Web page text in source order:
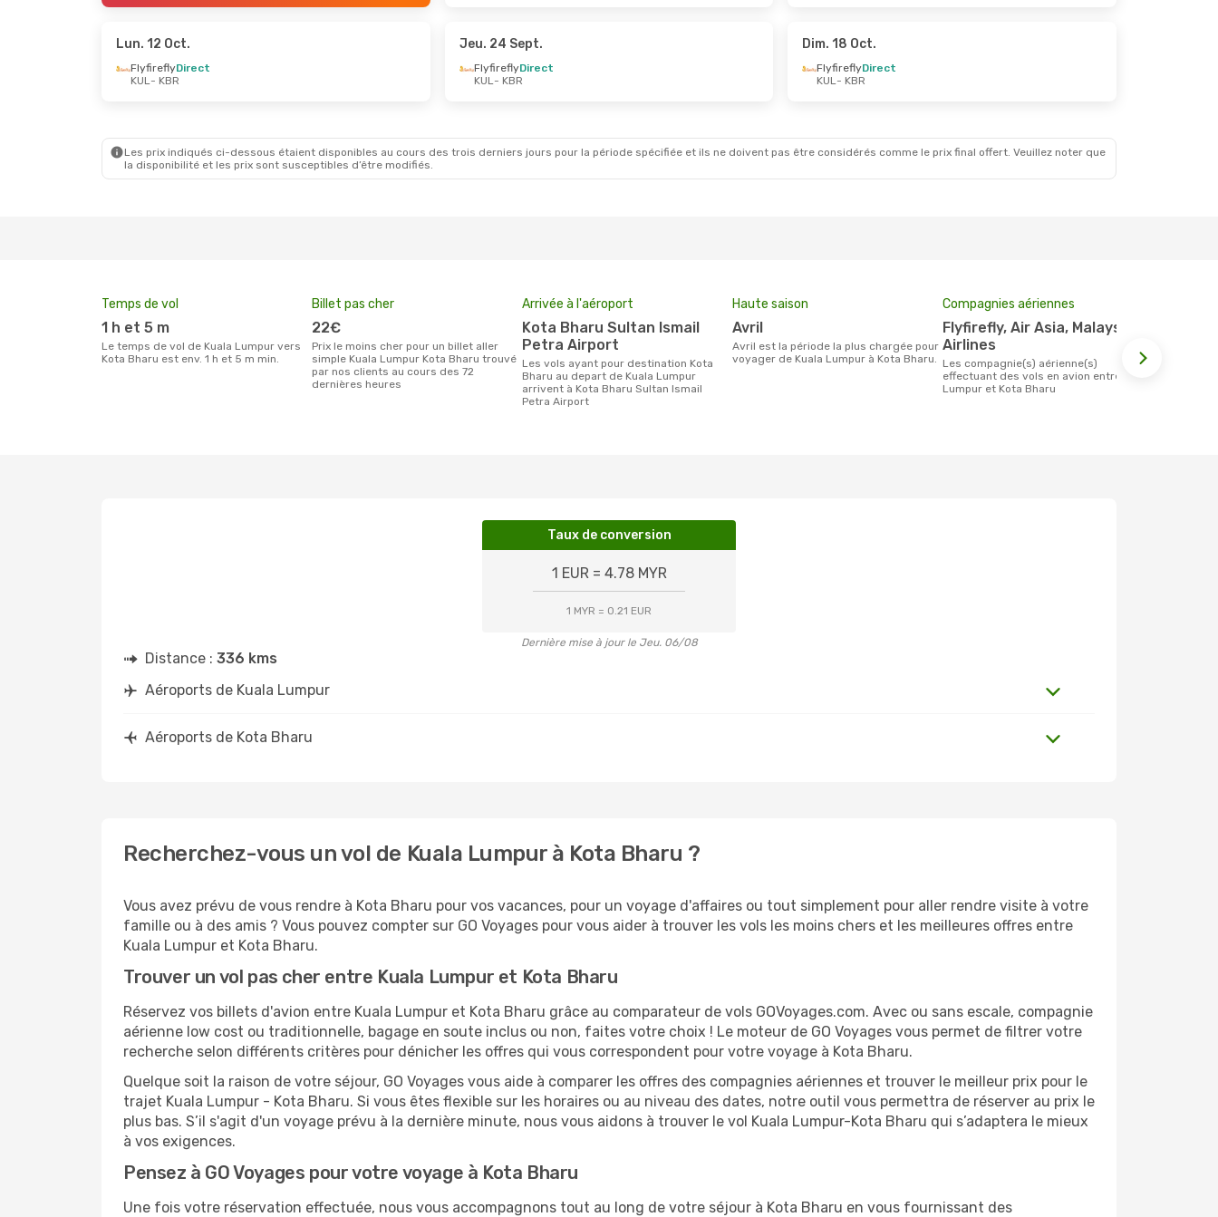
- Dim. 4 Oct. - Sam. 12 Sept.
KBR
- Sam. 29 Août
KBR
- KUL
Lun. 12 Oct.
FlyfireflyDirect
KUL- KBR
Jeu. 24 Sept.
FlyfireflyDirect
KUL- KBR
Dim. 18 Oct.
FlyfireflyDirect
KUL- KBR
Les prix indiqués ci-dessous étaient disponibles au cours des trois derniers jours pour la période spécifiée et ils ne doivent pas être considérés comme le prix final offert. Veuillez noter que
la disponibilité et les prix sont susceptibles d’être modifiés.
Temps de vol
1 h et 5 m
Le temps de vol de Kuala Lumpur vers
Kota Bharu est env. 1 h et 5 m min.
Billet pas cher
22€
Prix le moins cher pour un billet aller
simple Kuala Lumpur Kota Bharu trouvé
par nos clients au cours des 72
dernières heures
Arrivée à l'aéroport
Kota Bharu Sultan Ismail
Petra Airport
Les vols ayant pour destination Kota
Bharu au depart de Kuala Lumpur
arrivent à Kota Bharu Sultan Ismail
Petra Airport
Haute saison
avril
avril est la période la plus chargée pour
voyager de Kuala Lumpur à Kota Bharu.
Compagnies aériennes
Flyfirefly, Air Asia, Malaysia
Airlines
Les compagnie(s) aérienne(s)
effectuant des vols en avion entre Kuala
Lumpur et Kota Bharu
Taux de conversion
1 EUR = 4.78 MYR
1 MYR = 0.21 EUR
Dernière mise à jour le Jeu. 06/08
Distance : 336 kms
Aéroports de Kuala Lumpur
Aéroports de Kota Bharu
Recherchez-vous un vol de Kuala Lumpur à Kota Bharu ?
Vous avez prévu de vous rendre à Kota Bharu pour vos vacances, pour un voyage d'affaires ou tout simplement pour aller rendre visite à votre
famille ou à des amis ? Vous pouvez compter sur GO Voyages pour vous aider à trouver les vols les moins chers et les meilleures offres entre
Kuala Lumpur et Kota Bharu.
Trouver un vol pas cher entre Kuala Lumpur et Kota Bharu
Réservez vos billets d'avion entre Kuala Lumpur et Kota Bharu grâce au comparateur de vols GOVoyages.com. Avec ou sans escale, compagnie
aérienne low cost ou traditionnelle, bagage en soute inclus ou non, faites votre choix ! Le moteur de GO Voyages vous permet de filtrer votre
recherche selon différents critères pour dénicher les offres qui vous correspondent pour votre voyage à Kota Bharu.
Quelque soit la raison de votre séjour, GO Voyages vous aide à comparer les offres des compagnies aériennes et trouver le meilleur prix pour le
trajet Kuala Lumpur - Kota Bharu. Si vous êtes flexible sur les horaires ou au niveau des dates, notre outil vous permettra de réserver au prix le
plus bas. S’il s'agit d'un voyage prévu à la dernière minute, nous vous aidons à trouver le vol Kuala Lumpur-Kota Bharu qui s’adaptera le mieux
à vos exigences.
Pensez à GO Voyages pour votre voyage à Kota Bharu
Une fois votre réservation effectuée, nous vous accompagnons tout au long de votre séjour à Kota Bharu en vous fournissant des